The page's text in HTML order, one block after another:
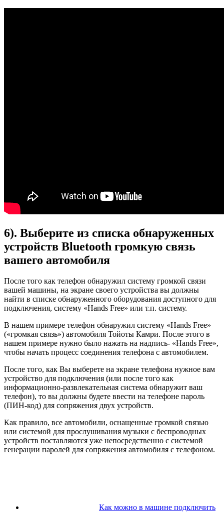
6). Выберите из списка обнаруженных
устройств Bluetooth громкую связь
вашего автомобиля
После того как телефон обнаружил систему громкой связи
вашей машины, на экране своего устройства вы должны
найти в списке обнаруженного оборудования доступного для
подключения, систему «Hands Free» или т.п. систему.
В нашем примере телефон обнаружил систему «Hands Free»
(«громкая связь») автомобиля Тойоты Камри. После этого в
нашем примере нужно было нажать на надпись- «Hands Free»,
чтобы начать процесс соединения телефона с автомобилем.
После того, как Вы выберете на экране телефона нужное вам
устройство для подключения (или после того как
информационно-развлекательная система обнаружит ваш
телефон), то вы должны будете ввести на телефоне пароль
(ПИН-код) для сопряжения двух устройств.
Как правило, все автомобили, оснащенные громкой связью
или системой для прослушивания музыки с беспроводных
устройств поставляются уже непосредственно с системой
генерации паролей для сопряжения автомобиля с телефоном.
Как можно в машине подключить